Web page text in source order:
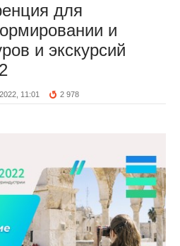
для
и
и экскурсий
11:01 2 978